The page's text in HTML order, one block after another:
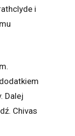
i
Dalej
Chivas